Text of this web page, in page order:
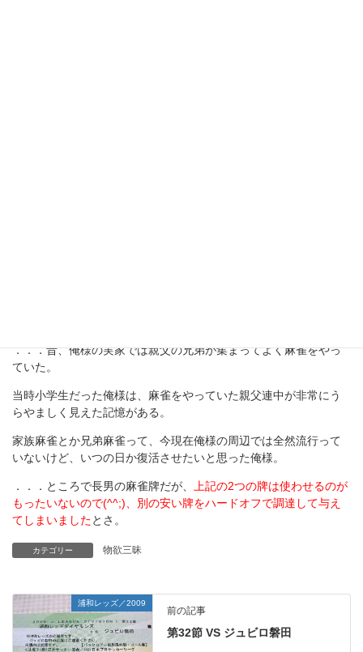
．．．昔、俺様の実家では親父の兄弟が集まってよく麻雀をやっ
ていた。
当時小学生だった俺様は、麻雀をやっていた親父連中が非常にう
らやましく見えた記憶がある。
家族麻雀とか兄弟麻雀って、今現在俺様の周辺では全然流行って
いないけど、いつの日か復活させたいと思った俺様。
．．．ところで長男の麻雀牌だが、
上記の2つの牌は使わせるのが
もったいないので(^^;)、別の安い牌をハードオフで調達して与え
てしまいましたとさ。
カテゴリー 物欲三昧
浦和レッズ／2009
前の記事
第32節 VS ジュビロ磐田